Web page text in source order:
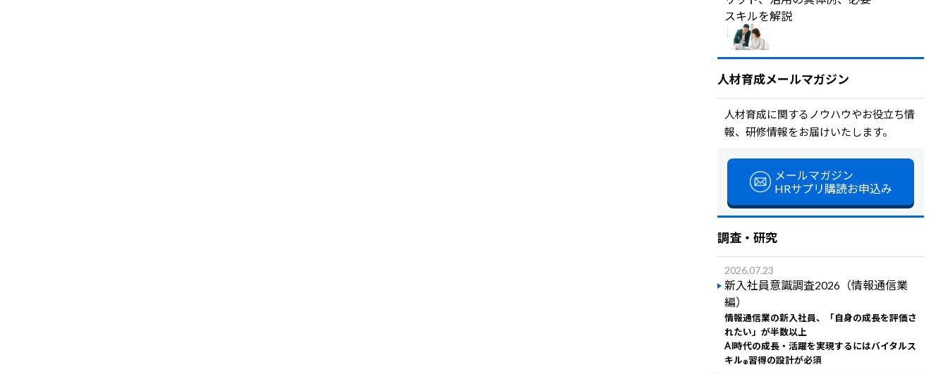
スキルを解説
人材育成メールマガジン
人材育成に関するノウハウやお役立ち情
報、研修情報をお届けいたします。
メールマガジン
HRサプリ購読お申込み
調査・研究
2026.07.23
新入社員意識調査2026（情報通信業
編）
情報通信業の新入社員、「自身の成長を評価さ
れたい」が半数以上
AI時代の成長・活躍を実現するにはバイタルス
キル®習得の設計が必須